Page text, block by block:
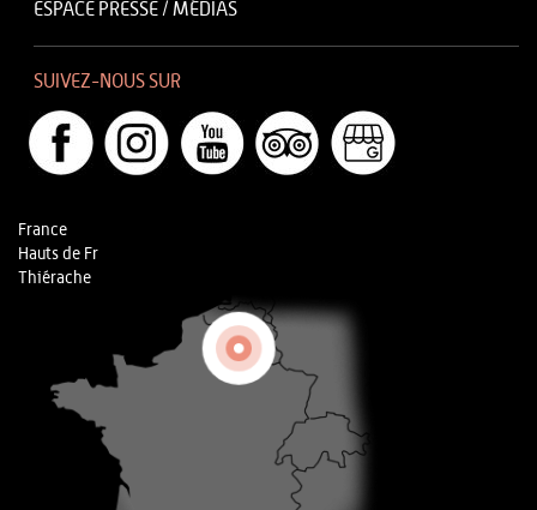
ESPACE PRESSE / MÉDIAS
SUIVEZ-NOUS SUR
France
Hauts de Fr
Thiérache